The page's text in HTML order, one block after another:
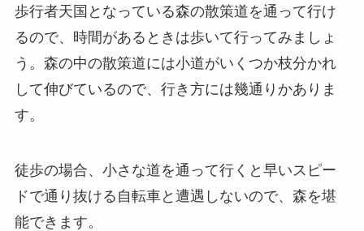
歩行者天国となっている森の散策道を通って行け
るので、時間があるときは歩いて行ってみましょ
う。森の中の散策道には小道がいくつか枝分かれ
して伸びているので、行き方には幾通りかありま
す。
徒歩の場合、小さな道を通って行くと早いスピー
ドで通り抜ける自転車と遭遇しないので、森を堪
能できます。